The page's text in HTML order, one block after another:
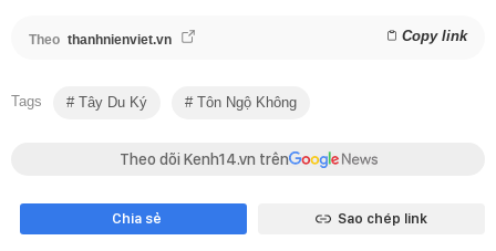
Theo thanhnienviet.vn Copy link
Tags Tây Du Ký Tôn Ngộ Không
Theo dõi Kenh14.vn trên
Chia sẻ Sao chép link